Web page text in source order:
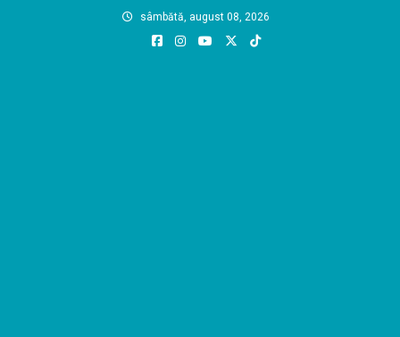
sâmbătă, august 08, 2026